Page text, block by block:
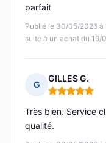
Publié le 30/05/2026 à
suite à un achat du 19/
parfait
G
GILLES G.
Note : 5 sur 5
Très bien. Service
qualité.